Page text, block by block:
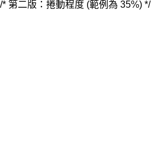
/* 第二版：捲動程度 (範例為 35%) */